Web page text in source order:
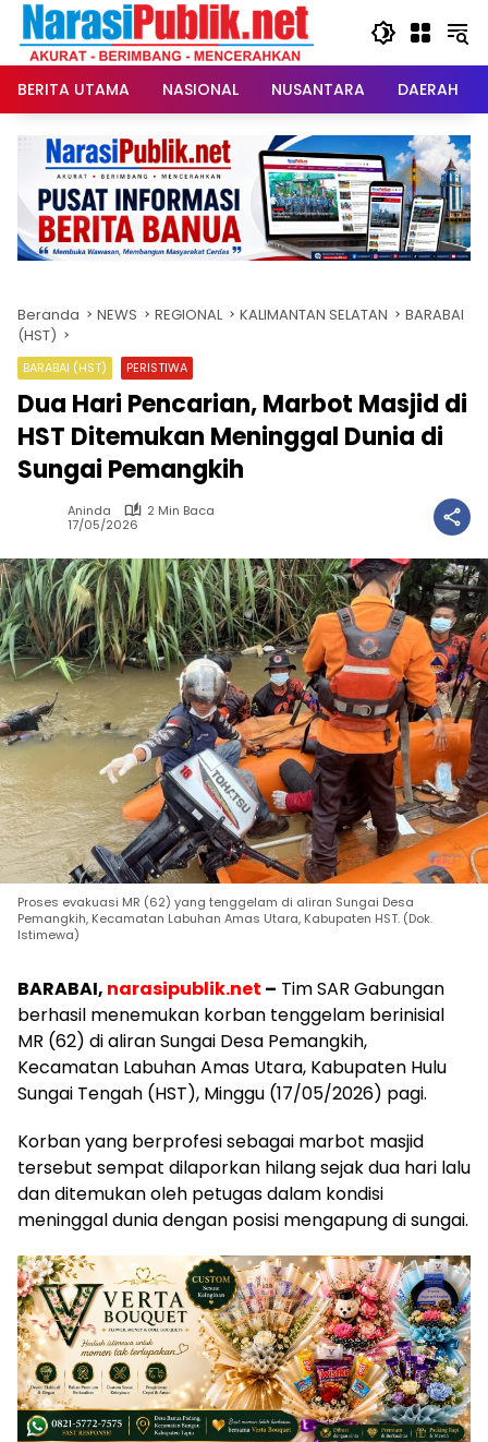
Langsung
konten
BERITA UTAMA
NASIONAL NUSANTARA DAERAH
Beranda NEWS REGIONAL KALIMANTAN SELATAN
BARABAI
(HST)
BARABAI (HST) PERISTIWA
Dua Hari Pencarian, Marbot Masjid di
HST Ditemukan Meninggal Dunia di
Sungai Pemangkih
Aninda
2 Min Baca
17/05/2026
Proses evakuasi MR (62) yang tenggelam di aliran Sungai Desa
Pemangkih, Kecamatan Labuhan Amas Utara, Kabupaten HST. (Dok.
Istimewa)
BARABAI, narasipublik.net – Tim SAR Gabungan
berhasil menemukan korban tenggelam berinisial
MR (62) di aliran Sungai Desa Pemangkih,
Kecamatan Labuhan Amas Utara, Kabupaten Hulu
Sungai Tengah (HST), Minggu (17/05/2026) pagi.
Korban yang berprofesi sebagai marbot masjid
tersebut sempat dilaporkan hilang sejak dua hari lalu
dan ditemukan oleh petugas dalam kondisi
meninggal dunia dengan posisi mengapung di sungai.